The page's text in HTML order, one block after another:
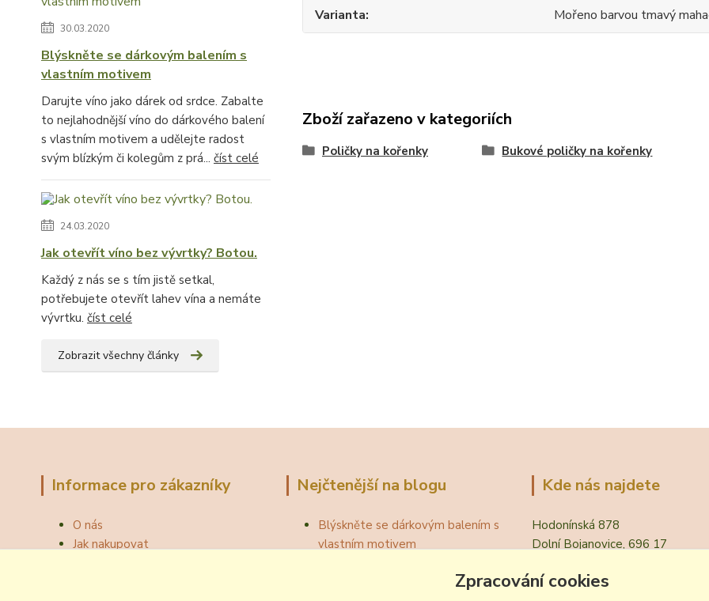
30.03.2020
Blýskněte se dárkovým balením s
vlastním motivem
Darujte víno jako dárek od srdce. Zabalte
to nejlahodnější víno do dárkového balení
s vlastním motivem a udělejte radost
svým blízkým či kolegům z prá... číst celé
24.03.2020
Jak otevřít víno bez vývrtky? Botou.
Každý z nás se s tím jistě setkal,
potřebujete otevřít lahev vína a nemáte
vývrtku. číst celé
Zobrazit všechny články
Varianta Mořeno barvou tmavý
Zboží zařazeno v kategoriích
Poličky na kořenky Bukové poličky na kořenky
Informace pro zákazníky
O nás
Jak nakupovat
Nejčtenější na blogu
Blýskněte se dárkovým balením s
vlastním motivem
Jak otevřít víno bez vývrtky?
Kde nás najdete
Hodonínská 878
Dolní Bojanovice, 696 17
Zpracování cookies